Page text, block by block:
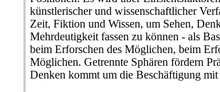
künstlerischer und wissenschaftlicher
Zeit, Fiktion und Wissen, um Sehen,
Mehrdeutigkeit fassen zu können - als
beim Erforschen des Möglichen, beim
Möglichen. Getrennte Sphären fördern
Denken kommt um die Beschäftigung